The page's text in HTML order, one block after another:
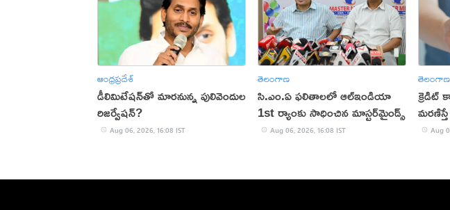
ఆంధ్రప్రదేశ్
డీలిమిటేషన్‌తో మారనున్న పులివెందుల
రిజర్వేషన్?
Aug 06, 2026, 16:08 IST
తెలంగాణ
సి.ఎం.ఏ ఫలితాలలో ఆల్ఇండియా
1st ర్యాంకు సాధించిన మాస్టర్‌మైండ్స్
Aug 06, 2026, 16:08 IST
తెలంగాణ
క్రెడిట్
Aug